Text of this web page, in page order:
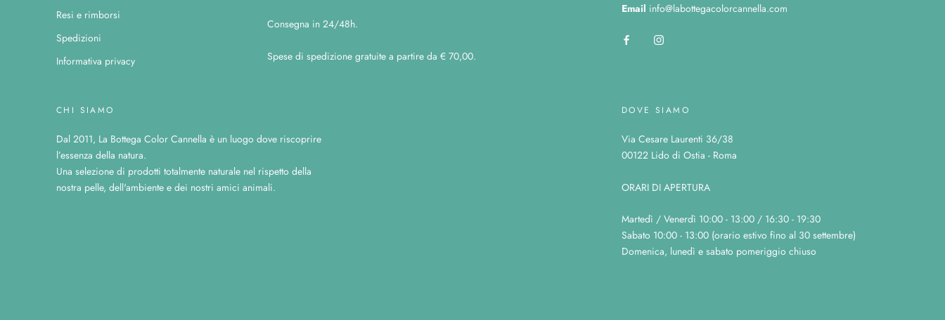
Resi e rimborsi
Spedizioni
Informativa privacy
Consegna in 24/48h.
Spese di spedizione gratuite a partire da € 70,00.
Email info@labottegacolorcannella.com
CHI SIAMO
Dal 2011, La Bottega Color Cannella è un luogo dove riscoprire
l’essenza della natura.
Una selezione di prodotti totalmente naturale nel rispetto della
nostra pelle, dell'ambiente e dei nostri amici animali.
DOVE SIAMO
Via Cesare Laurenti 36/38
00122 Lido di Ostia - Roma
ORARI DI APERTURA
Martedì / Venerdì 10:00 - 13:00 / 16:30 - 19:30
Sabato 10:00 - 13:00 (orario estivo fino al 30 settembre)
Domenica, lunedì e sabato pomeriggio chiuso